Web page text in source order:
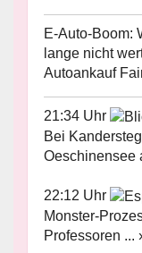
E-Auto-Boom:
lange nicht
Autoankauf
21:34 Uhr
Bei
Oeschinensee
22:12 Uhr
Monster-
Professoren ...